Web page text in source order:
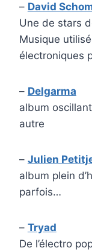
– David
Une de stars
Musique
électroniques
– Delgarma
album
autre
– Julien
album plein
parfois…
– Tryad
De l’électro